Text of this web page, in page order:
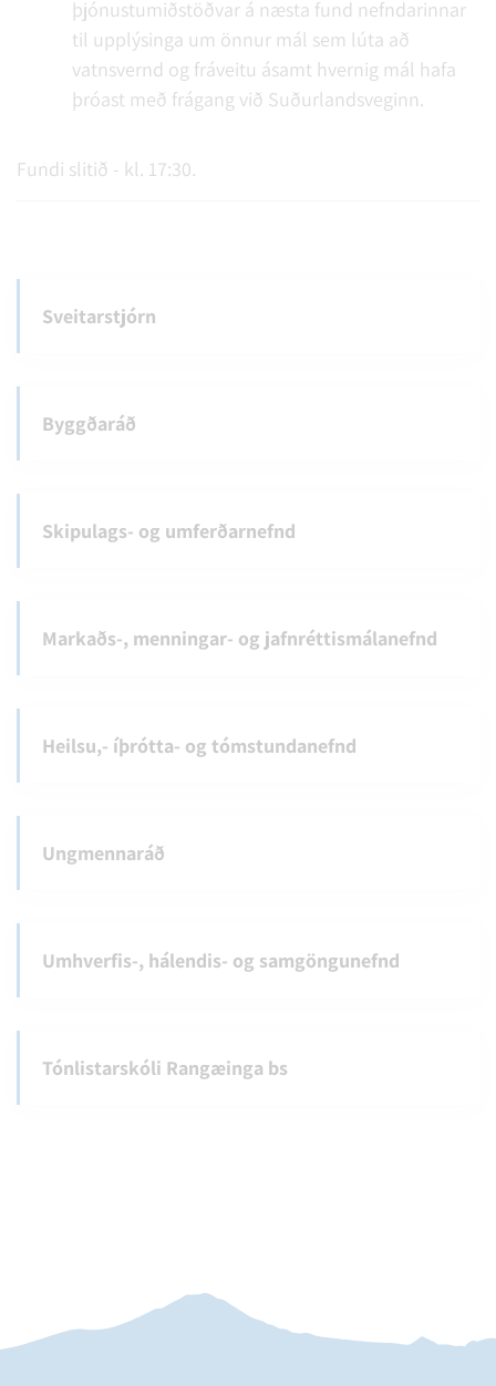
þjónustumiðstöðvar á næsta fund nefndarinnar
til upplýsinga um önnur mál sem lúta að
vatnsvernd og fráveitu ásamt hvernig mál hafa
þróast með frágang við Suðurlandsveginn.
Fundi slitið - kl. 17:30.
Sveitarstjórn
Byggðaráð
Skipulags- og umferðarnefnd
Markaðs-, menningar- og jafnréttismálanefnd
Heilsu,- íþrótta- og tómstundanefnd
Ungmennaráð
Umhverfis-, hálendis- og samgöngunefnd
Tónlistarskóli Rangæinga bs